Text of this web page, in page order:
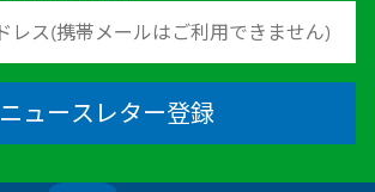
ニュースレター登録